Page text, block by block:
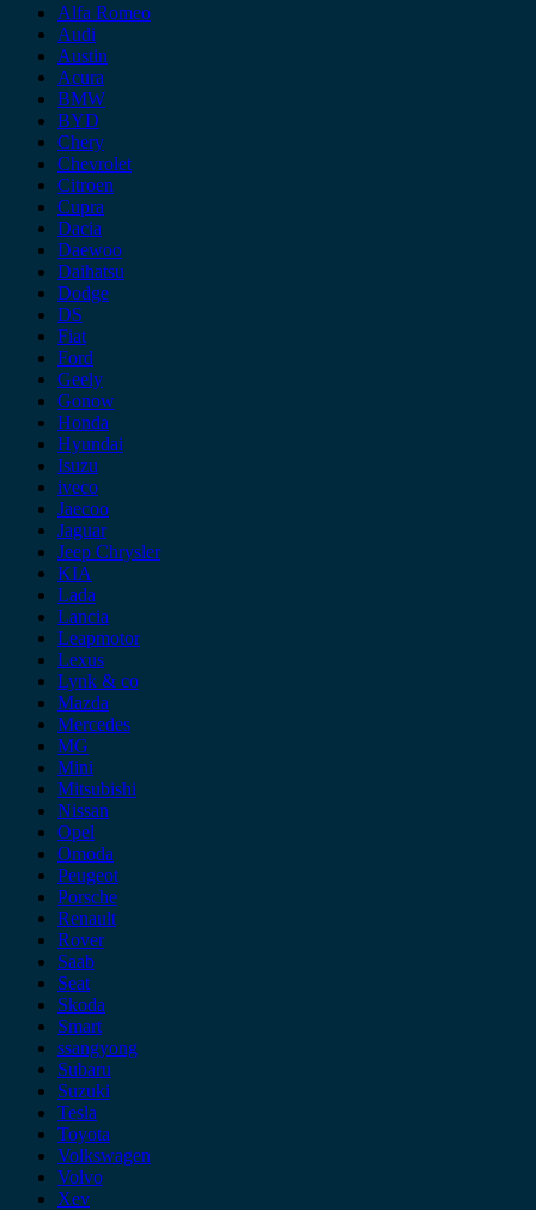
Alfa Romeo
Audi
Austin
Acura
BMW
BYD
Chery
Chevrolet
Citroen
Cupra
Dacia
Daewoo
Daihatsu
Dodge
DS
Fiat
Ford
Geely
Gonow
Honda
Hyundai
Isuzu
iveco
Jaecoo
Jaguar
Jeep Chrysler
KIA
Lada
Lancia
Leapmotor
Lexus
Lynk & co
Mazda
Mercedes
MG
Mini
Mitsubishi
Nissan
Opel
Omoda
Peugeot
Porsche
Renault
Rover
Saab
Seat
Skoda
Smart
ssangyong
Subaru
Suzuki
Tesla
Toyota
Volkswagen
Volvo
Xev